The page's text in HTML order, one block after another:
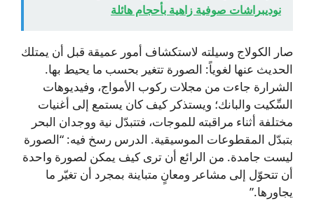
نوديبراشات صوفية زاهية بأحجام هائلة
صار الكولاج وسيلته لاستكشاف أمور عميقة قبل أن يمتلك
الحديث عنها لغوياً: الصورة تتغير بحسب ما يحيط بها.
الشرارة جاءت من مجلات ركوب الأمواج، وفيديوهات
السِّكيت والبانك؛ ويستذكر كيف كان يستمع إلى أغنيات
مختلفة أثناء مراقبته للموجات، فتتبدّل نية ووجدان البحر
بتبدّل المقطوعات الموسيقية. الدرس رسخ فيه: “الصورة
ليست جامدة. من الرائع أن ترى كيف يمكن لصورة واحدة
أن تتحوّل إلى مشاعر ومعانٍ متباينة بمجرد أن تغيّر ما
يجاورها.”